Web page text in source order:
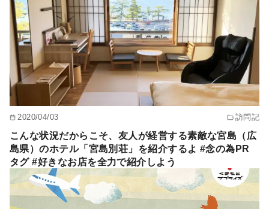
2020/04/03 訪問記
こんな状況だからこそ、友人が経営する素敵な宮島（広
島県）のホテル「宮島別荘」を紹介するよ #念の為PR
タグ #好きなお店を全力で紹介しよう